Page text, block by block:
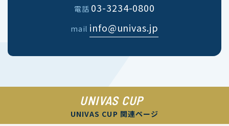
電話 03-3234-0800
mail info@univas.jp
UNIVAS CUP
UNIVAS CUP 関連ページ